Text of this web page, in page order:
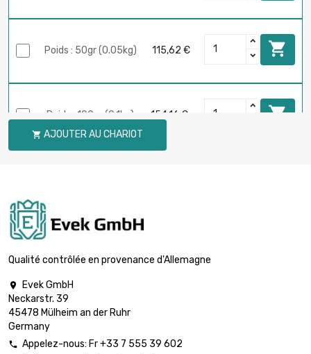
Poids : 50gr (0.05kg) 115,62 € 
Poids : 100gr (0.1kg) 154,16 € 
Poids : 1 000gr (1kg)
 AJOUTER AU CHARIOT
Qualité contrôlée en provenance d'Allemagne

Evek GmbH
Neckarstr. 39
45478 Mülheim an der Ruhr
Germany
 Appelez-nous: Fr +33 7 555 39 602